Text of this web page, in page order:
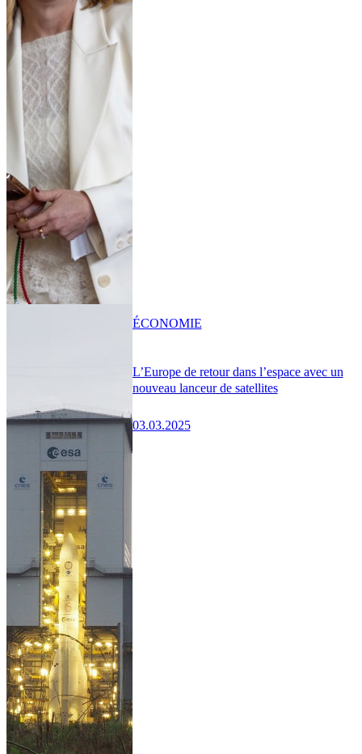
L’Europe de retour dans l’espace avec un
nouveau lanceur de satellites
03.03.2025
ÉCONOMIE